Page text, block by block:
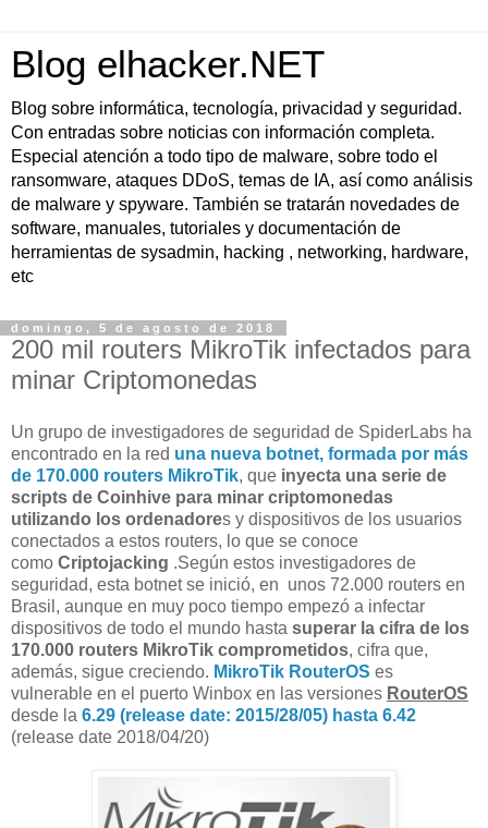
Blog elhacker.NET
Blog sobre informática, tecnología, privacidad y seguridad.
Con entradas sobre noticias con información completa.
Especial atención a todo tipo de malware, sobre todo el
ransomware, ataques DDoS, temas de IA, así como análisis
de malware y spyware. También se tratarán novedades de
software, manuales, tutoriales y documentación de
herramientas de sysadmin, hacking , networking, hardware,
etc
domingo, 5 de agosto de 2018
200 mil routers MikroTik infectados para
minar Criptomonedas
Un grupo de investigadores de seguridad de SpiderLabs ha
encontrado en la red una nueva botnet, formada por más
de 170.000 routers MikroTik, que inyecta una serie de
scripts de Coinhive para minar criptomonedas
utilizando los ordenadores y dispositivos de los usuarios
conectados a estos routers, lo que se conoce
como Criptojacking .Según estos investigadores de
seguridad, esta botnet se inició, en unos 72.000 routers en
Brasil, aunque en muy poco tiempo empezó a infectar
dispositivos de todo el mundo hasta superar la cifra de los
170.000 routers MikroTik comprometidos, cifra que,
además, sigue creciendo. MikroTik RouterOS es
vulnerable en el puerto Winbox en las versiones RouterOS
desde la 6.29 (release date: 2015/28/05) hasta 6.42
(release date 2018/04/20)